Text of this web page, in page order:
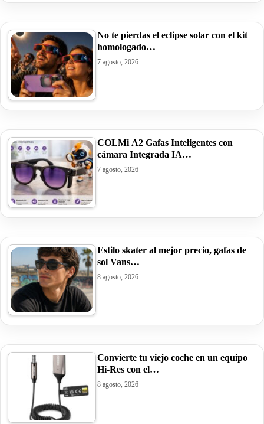
No te pierdas el eclipse solar con el kit
homologado…
7 agosto, 2026
COLMi A2 Gafas Inteligentes con
cámara Integrada IA…
7 agosto, 2026
Estilo skater al mejor precio, gafas de
sol Vans…
8 agosto, 2026
Convierte tu viejo coche en un equipo
Hi-Res con el…
8 agosto, 2026